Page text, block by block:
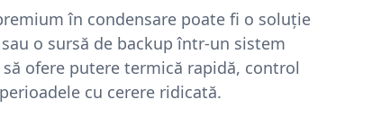
în condensare poate fi o soluție
o sursă de backup într-un sistem
ofere putere termică rapidă, control
cu cerere ridicată.